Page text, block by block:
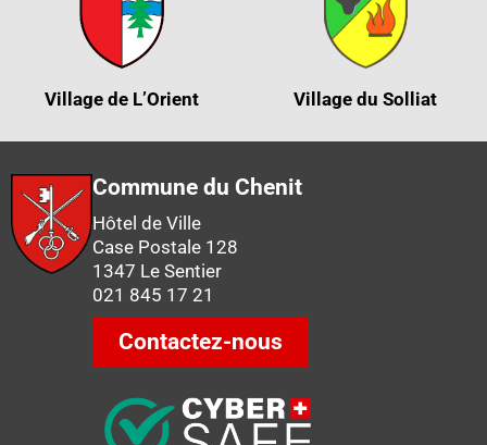
Village de L’Orient Village du Solliat
Commune du Chenit
Hôtel de Ville
Case Postale 128
1347 Le Sentier
021 845 17 21
Contactez-nous